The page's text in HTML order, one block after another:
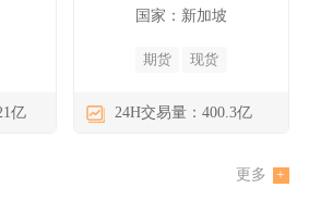
亿
国家：新加坡
期货 现货
24H交易量：400.3亿
更多